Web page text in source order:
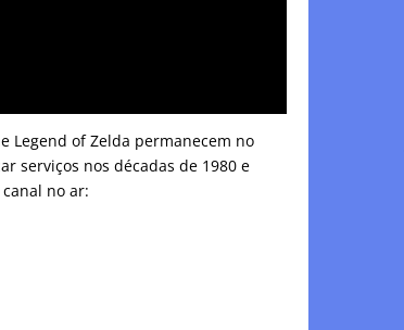
Legend of Zelda permanecem no
serviços nos décadas de 1980 e
no ar: